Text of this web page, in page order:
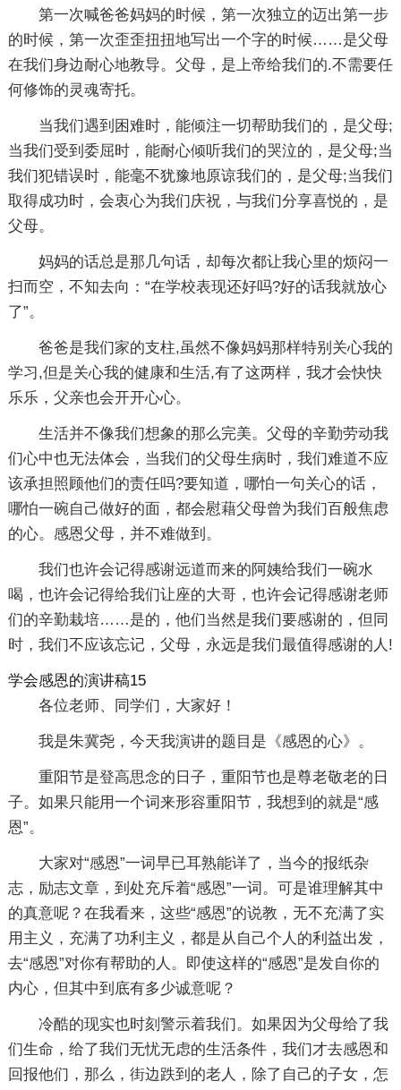
第一次喊爸爸妈妈的时候，第一次独立的迈出第一步
的时候，第一次歪歪扭扭地写出一个字的时候……是父母
在我们身边耐心地教导。父母，是上帝给我们的.不需要任
何修饰的灵魂寄托。
当我们遇到困难时，能倾注一切帮助我们的，是父母;
当我们受到委屈时，能耐心倾听我们的哭泣的，是父母;当
我们犯错误时，能毫不犹豫地原谅我们的，是父母;当我们
取得成功时，会衷心为我们庆祝，与我们分享喜悦的，是
父母。
妈妈的话总是那几句话，却每次都让我心里的烦闷一
扫而空，不知去向：“在学校表现还好吗?好的话我就放心
了”。
爸爸是我们家的支柱,虽然不像妈妈那样特别关心我的
学习,但是关心我的健康和生活,有了这两样，我才会快快
乐乐，父亲也会开开心心。
生活并不像我们想象的那么完美。父母的辛勤劳动我
们心中也无法体会，当我们的父母生病时，我们难道不应
该承担照顾他们的责任吗?要知道，哪怕一句关心的话，
哪怕一碗自己做好的面，都会慰藉父母曾为我们百般焦虑
的心。感恩父母，并不难做到。
我们也许会记得感谢远道而来的阿姨给我们一碗水
喝，也许会记得给我们让座的大哥，也许会记得感谢老师
们的辛勤栽培……是的，他们当然是我们要感谢的，但同
时，我们不应该忘记，父母，永远是我们最值得感谢的人!
学会感恩的演讲稿15
各位老师、同学们，大家好！
我是朱冀尧，今天我演讲的题目是《感恩的心》。
重阳节是登高思念的日子，重阳节也是尊老敬老的日
子。如果只能用一个词来形容重阳节，我想到的就是“感
恩”。
大家对“感恩”一词早已耳熟能详了，当今的报纸杂
志，励志文章，到处充斥着“感恩”一词。可是谁理解其中
的真意呢？在我看来，这些“感恩”的说教，无不充满了实
用主义，充满了功利主义，都是从自己个人的利益出发，
去“感恩”对你有帮助的人。即使这样的“感恩”是发自你的
内心，但其中到底有多少诚意呢？
冷酷的现实也时刻警示着我们。如果因为父母给了我
们生命，给了我们无忧无虑的生活条件，我们才去感恩和
回报他们，那么，街边跌到的老人，除了自己的子女，怎